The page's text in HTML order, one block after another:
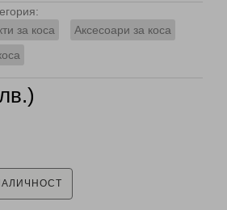
за коса
Аксесоари за коса